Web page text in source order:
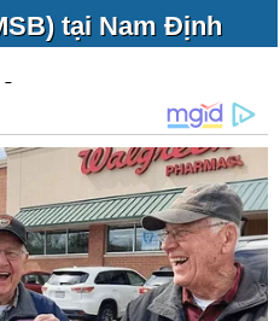
tại Nam Định